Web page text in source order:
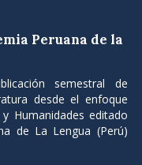
Peruana de la
semestral de
desde el enfoque
Humanidades editado
de La Lengua (Perú)